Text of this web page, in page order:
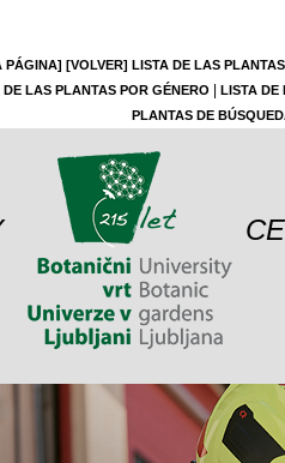
PÁGINA] [VOLVER] LISTA DE LAS PLANTAS
DE LAS PLANTAS POR GÉNERO
LISTA DE
PLANTAS DE